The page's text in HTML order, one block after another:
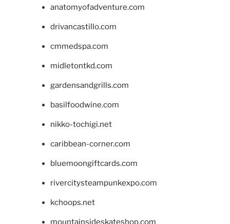
anatomyofadventure.com
drivancastillo.com
cmmedspa.com
midletontkd.com
gardensandgrills.com
basilfoodwine.com
nikko-tochigi.net
caribbean-corner.com
bluemoongiftcards.com
rivercitysteampunkexpo.com
kchoops.net
mountainsideskateshop.com